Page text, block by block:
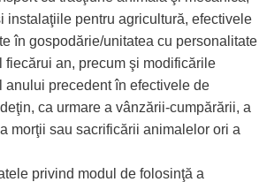
instalaţiile pentru agricultură, efectivele
în gospodărie/unitatea cu personalitate
fiecărui an, precum şi modificările
anului precedent în efectivele de
ca urmare a vânzării-cumpărării, a
morţii sau sacrificării animalelor ori a
privind modul de folosinţă a